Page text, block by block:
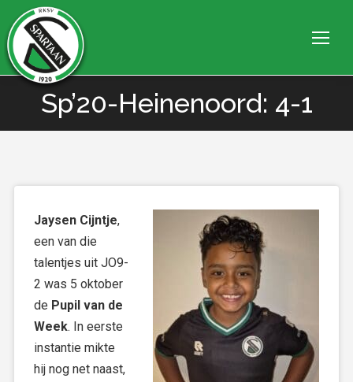
Sp’20-Heinenoord: 4-1
Je bent hier:
Jaysen Cijntje,
een van die
talentjes uit JO9-
2 was 5 oktober
de Pupil van de
Week. In eerste
instantie mikte
hij nog net naast,